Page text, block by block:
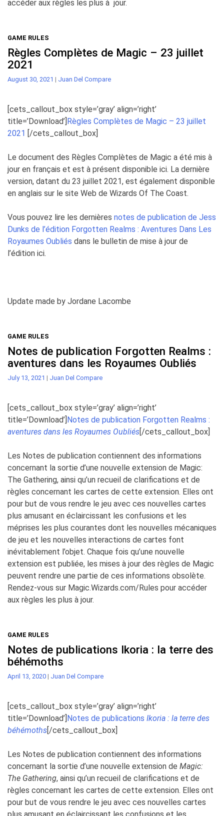
accéder aux règles les plus à jour.
GAME RULES
Règles Complètes de Magic – 23 juillet
2021
August 30, 2021 | Juan Del Compare
[cets_callout_box style=’gray’ align=’right’
title=’Download’]Règles Complètes de Magic – 23 juillet
2021 [/cets_callout_box]
Le document des Règles Complètes de Magic a été mis à
jour en français et est à présent disponible ici. La dernière
version, datant du 23 juillet 2021, est également disponible
en anglais sur le site Web de Wizards Of The Coast.
Vous pouvez lire les dernières notes de publication de Jess
Dunks de l’édition Forgotten Realms : Aventures Dans Les
Royaumes Oubliés dans le bulletin de mise à jour de
l’édition ici.
Update made by Jordane Lacombe
GAME RULES
Notes de publication Forgotten Realms :
aventures dans les Royaumes Oubliés
July 13, 2021 | Juan Del Compare
[cets_callout_box style=’gray’ align=’right’
title=’Download’]Notes de publication Forgotten Realms :
aventures dans les Royaumes Oubliés[/cets_callout_box]
Les Notes de publication contiennent des informations
concernant la sortie d’une nouvelle extension de Magic:
The Gathering, ainsi qu’un recueil de clarifications et de
règles concernant les cartes de cette extension. Elles ont
pour but de vous rendre le jeu avec ces nouvelles cartes
plus amusant en éclaircissant les confusions et les
méprises les plus courantes dont les nouvelles mécaniques
de jeu et les nouvelles interactions de cartes font
inévitablement l’objet. Chaque fois qu’une nouvelle
extension est publiée, les mises à jour des règles de Magic
peuvent rendre une partie de ces informations obsolète.
Rendez-vous sur Magic.Wizards.com/Rules pour accéder
aux règles les plus à jour.
GAME RULES
Notes de publications Ikoria : la terre des
béhémoths
April 13, 2020 | Juan Del Compare
[cets_callout_box style=’gray’ align=’right’
title=’Download’]Notes de publications Ikoria : la terre des
béhémoths[/cets_callout_box]
Les Notes de publication contiennent des informations
concernant la sortie d’une nouvelle extension de Magic:
The Gathering, ainsi qu’un recueil de clarifications et de
règles concernant les cartes de cette extension. Elles ont
pour but de vous rendre le jeu avec ces nouvelles cartes